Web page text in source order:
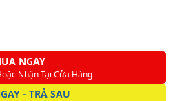
NGAY
Nhận Tại Cửa Hàng
- TRẢ SAU